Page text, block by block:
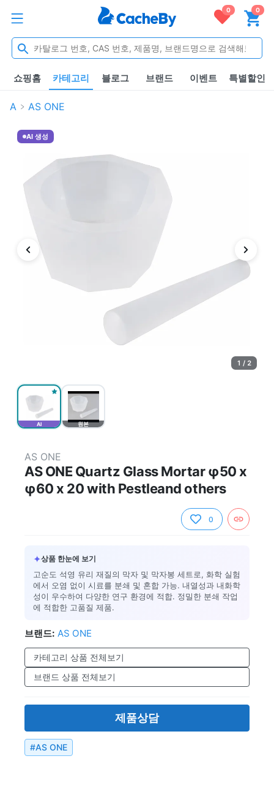
0 0
쇼핑홈 카테고리 블로그 브랜드 이벤트 특별할인
A AS ONE
AI 원본
AI 생성
1 / 2
AS ONE
AS ONE Quartz Glass Mortar φ50 x
φ60 x 20 with Pestleand others
0
✦상품 한눈에 보기
고순도 석영 유리 재질의 막자 및 막자봉 세트로, 화학 실험
에서 오염 없이 시료를 분쇄 및 혼합 가능. 내열성과 내화학
성이 우수하여 다양한 연구 환경에 적합. 정밀한 분쇄 작업
에 적합한 고품질 제품.
브랜드: AS ONE
카테고리 상품 전체보기
브랜드 상품 전체보기
제품상담
#AS ONE